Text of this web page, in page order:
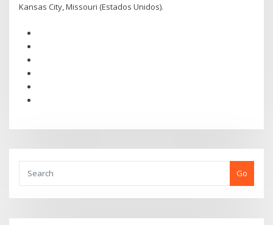
Kansas City, Missouri (Estados Unidos).
Go